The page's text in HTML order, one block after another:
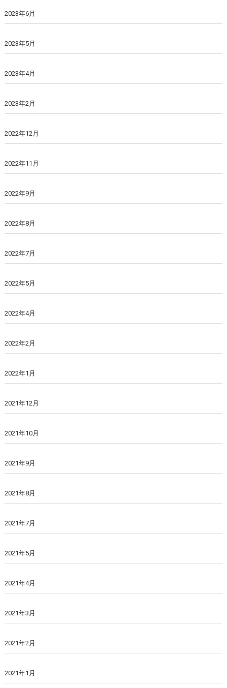
2023年6月
2023年5月
2023年4月
2023年2月
2022年12月
2022年11月
2022年9月
2022年8月
2022年7月
2022年5月
2022年4月
2022年2月
2022年1月
2021年12月
2021年10月
2021年9月
2021年8月
2021年7月
2021年5月
2021年4月
2021年3月
2021年2月
2021年1月